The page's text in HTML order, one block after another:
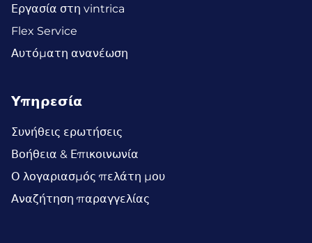
Εργασία στη vintrica
Flex Service
Αυτόματη ανανέωση
Υπηρεσία
Συνήθεις ερωτήσεις
Βοήθεια & Επικοινωνία
Ο λογαριασμός πελάτη μου
Αναζήτηση παραγγελίας